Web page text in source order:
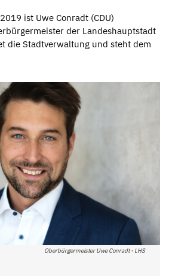
ist Uwe Conradt (CDU)
der Landeshauptstadt
die Stadtverwaltung und steht dem
Oberbürgermeister Uwe Conradt - LHS